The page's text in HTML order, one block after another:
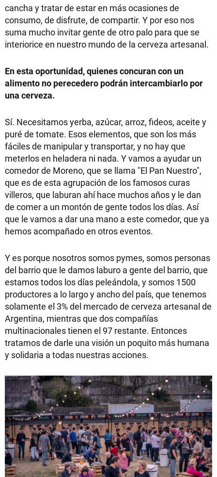
cancha y tratar de estar en más ocasiones de
consumo, de disfrute, de compartir. Y por eso nos
suma mucho invitar gente de otro palo para que se
interiorice en nuestro mundo de la cerveza artesanal.
En esta oportunidad, quienes concuran con un
alimento no perecedero podrán intercambiarlo por
una cerveza.
Sí. Necesitamos yerba, azúcar, arroz, fideos, aceite y
puré de tomate. Esos elementos, que son los más
fáciles de manipular y transportar, y no hay que
meterlos en heladera ni nada. Y vamos a ayudar un
comedor de Moreno, que se llama "El Pan Nuestro",
que es de esta agrupación de los famosos curas
villeros, que laburan ahí hace muchos años y le dan
de comer a un montón de gente todos los días. Así
que le vamos a dar una mano a este comedor, que ya
hemos acompañado en otros eventos.
Y es porque nosotros somos pymes, somos personas
del barrio que le damos laburo a gente del barrio, que
estamos todos los días peleándola, y somos 1500
productores a lo largo y ancho del país, que tenemos
solamente el 3% del mercado de cerveza artesanal de
Argentina, mientras que dos compañías
multinacionales tienen el 97 restante. Entonces
tratamos de darle una visión un poquito más humana
y solidaria a todas nuestras acciones.